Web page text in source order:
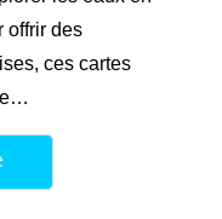
offrir des
ces cartes